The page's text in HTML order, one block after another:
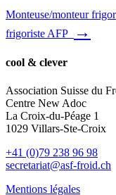
Monteuse/monteur
frigoriste AFP
→
cool & clever
Association Suisse du
Centre New Adoc
La Croix-du-Péage 1
1029 Villars-Ste-Croix
+41 (0)79 238 96 98
secretariat@asf-froid.ch
Mentions légales